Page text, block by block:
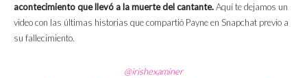
acontecimiento que llevó a la muerte del cantante.Aquí te dejamos un
video con las últimas historias que compartió Payne en Snapchat previo a
su fallecimiento.
@irishexaminer